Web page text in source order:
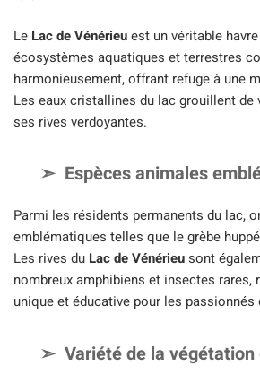
Le Lac de Vénérieuest un véritable
écosystèmes aquatiques et terrestres
harmonieusement, offrant refuge à une
Les eaux cristallines du lac grouillent de
ses rives verdoyantes.
Espèces animales
Parmi les résidents permanents du lac,
emblématiques telles que le grèbe
Les rives du Lac de Vénérieusont
nombreux amphibiens et insectes rares,
unique et éducative pour les passionnés
Variété de la